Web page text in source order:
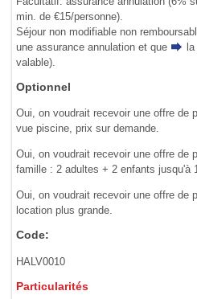
min. de €15/personne).
Séjour non modifiable non
une assurance annulation et que
valable).
Optionnel
Oui, on voudrait recevoir une offre de
vue piscine, prix sur demande.
Oui, on voudrait recevoir une offre de
famille : 2 adultes + 2 enfants jusqu'à
Oui, on voudrait recevoir une offre de
location plus grande.
Code:
HALV0010
Particularités